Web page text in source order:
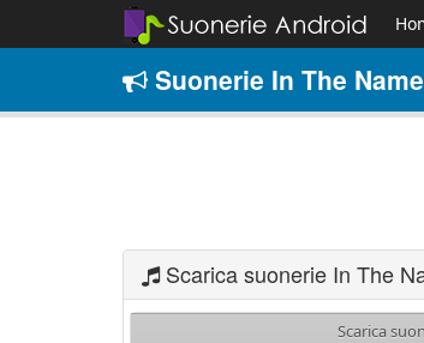
Suonerie In The
Scarica suonerie In The
Scarica